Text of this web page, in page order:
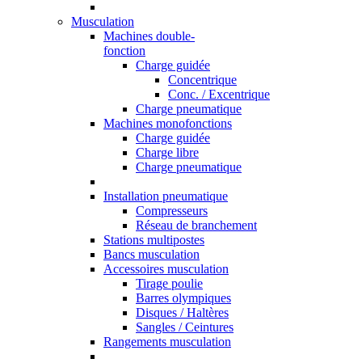
Musculation
Machines double-
fonction
Charge guidée
Concentrique
Conc. / Excentrique
Charge pneumatique
Machines monofonctions
Charge guidée
Charge libre
Charge pneumatique
Installation pneumatique
Compresseurs
Réseau de branchement
Stations multipostes
Bancs musculation
Accessoires musculation
Tirage poulie
Barres olympiques
Disques / Haltères
Sangles / Ceintures
Rangements musculation